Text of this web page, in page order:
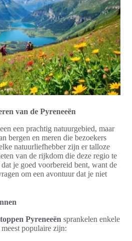
van de Pyreneeën
een prachtig natuurgebied, maar
bergen en meren die bezoekers
natuurliefhebber zijn er talloze
van de rijkdom die deze regio te
je goed voorbereid bent, want de
om een avontuur dat je niet
Pyreneeën sprankelen enkele
populaire zijn: